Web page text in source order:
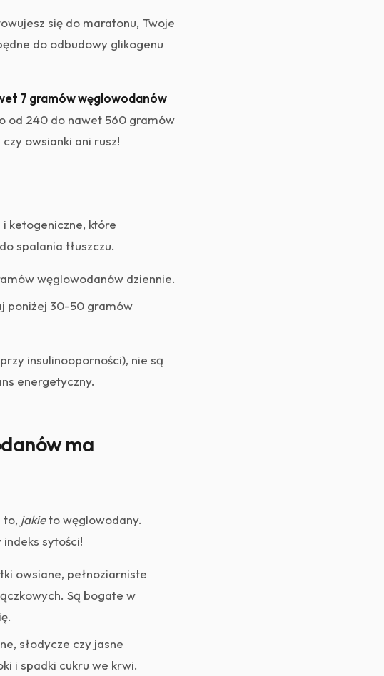
się do maratonu, Twoje
do odbudowy glikogenu
7 gramów węglowodanów
od 240 do nawet 560 gramów
owsianki ani rusz!
ketogeniczne, które
spalania tłuszczu.
węglowodanów dziennie.
poniżej 30-50 gramów
insulinooporności), nie są
energetyczny.
ma
to, jakieto węglowodany.
sytości!
owsiane, pełnoziarniste
Są bogate w
słodycze czy jasne
i spadki cukru we krwi.